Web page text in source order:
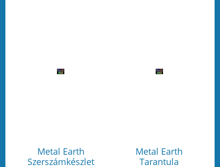
Metal Earth
Szerszámkészlet
Metal Earth
Tarantula